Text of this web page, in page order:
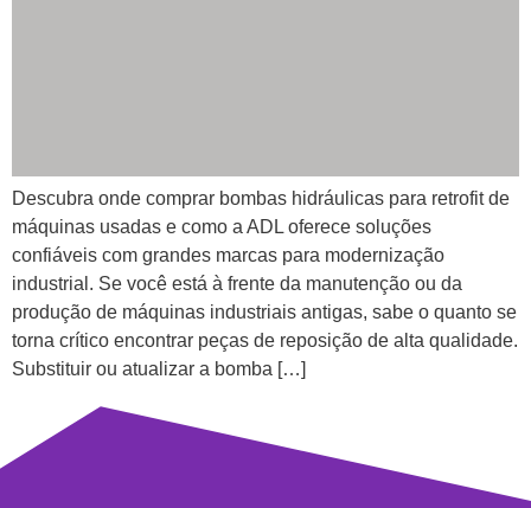
Descubra onde comprar bombas hidráulicas para retrofit de
máquinas usadas e como a ADL oferece soluções
confiáveis com grandes marcas para modernização
industrial. Se você está à frente da manutenção ou da
produção de máquinas industriais antigas, sabe o quanto se
torna crítico encontrar peças de reposição de alta qualidade.
Substituir ou atualizar a bomba […]